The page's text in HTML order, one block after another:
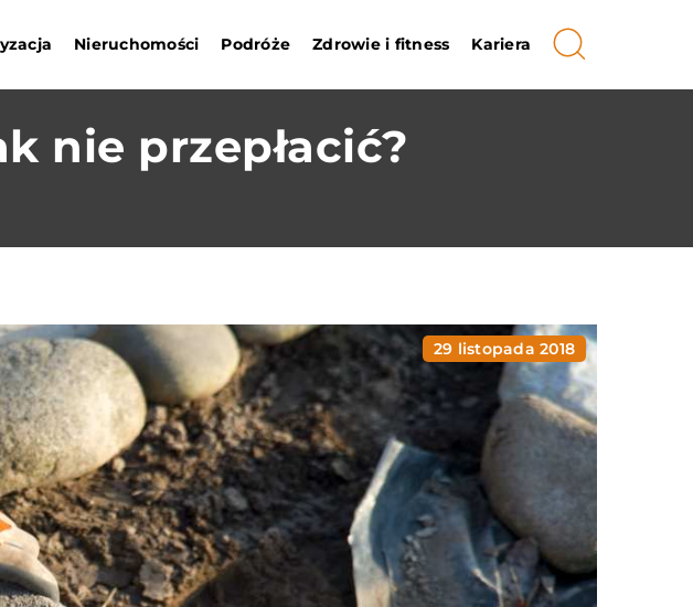
Nieruchomości Podróże Zdrowie i fitness Kariera
nie przepłacić?
29 listopada 2018